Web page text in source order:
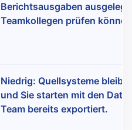
Berichtsausgaben
Teamkollegen prüfen
Niedrig: Quellsysteme
und Sie starten mit den
Team bereits exportiert.